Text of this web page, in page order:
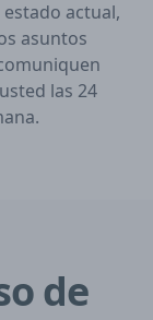
actual,
asuntos
las 24
de